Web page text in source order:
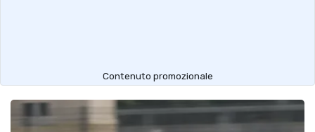
Contenuto promozionale